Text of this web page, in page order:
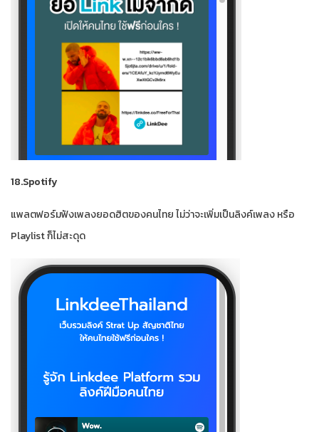
18.Spotify
แพลตฟอร์มฟังเพลงยอดฮิตของคนไทย ไม่ว่าจะเพิ่มเป็นลิงค์เพลง หรือ
Playlist ก็ไม่สะดุด